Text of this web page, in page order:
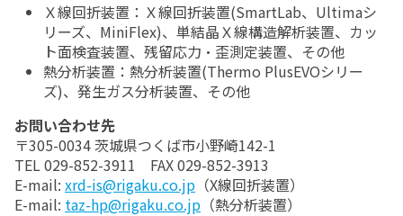
Ｘ線回折装置：Ｘ線回折装置(SmartLab、Ultimaシ
リーズ、MiniFlex)、単結晶Ｘ線構造解析装置、カッ
ト面検査装置、残留応力・歪測定装置、その他
熱分析装置：熱分析装置(Thermo PlusEVOシリー
ズ)、発生ガス分析装置、その他
お問い合わせ先
〒305-0034 茨城県つくば市小野崎142-1
TEL 029-852-3911 FAX 029-852-3913
E-mail: xrd-is@rigaku.co.jp （X線回折装置）
E-mail: taz-hp@rigaku.co.jp （熱分析装置）